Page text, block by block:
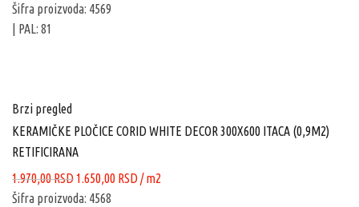
cena
Šifra proizvoda: 4569
| PAL: 81
Brzi pregled
KERAMIČKE PLOČICE CORID WHITE DECOR 300X600 ITACA (0,9M2)
RETIFICIRANA
1.970,00RSD Originalna
cena
1.650,00 RSDTrenutna
/ m2
Šifra proizvoda: 4568